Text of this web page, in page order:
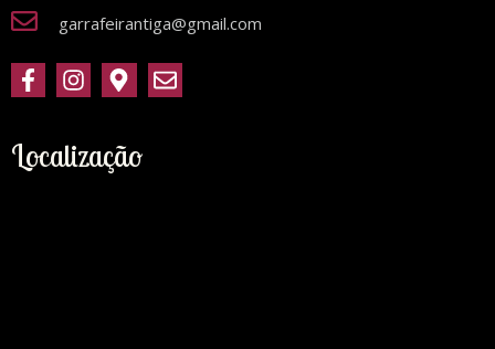
garrafeirantiga@gmail.com
Localização